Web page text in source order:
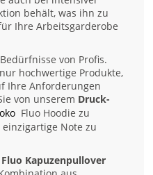
behält, was ihn zu
Ihre Arbeitsgarderobe
von Profis.
hochwertige Produkte,
Ihre Anforderungen
von unserem Druck-
Fluo Hoodie zu
Note zu
Kapuzenpullover